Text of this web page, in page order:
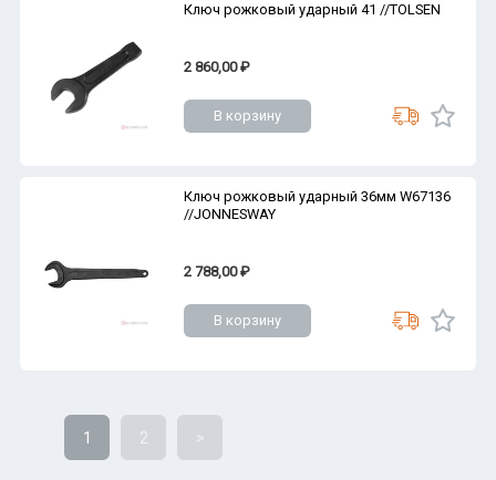
Ключ рожковый ударный 41 //TOLSEN
2 860,00 ₽
В корзину
Ключ рожковый ударный 36мм W67136
//JONNESWAY
2 788,00 ₽
В корзину
1 2 >